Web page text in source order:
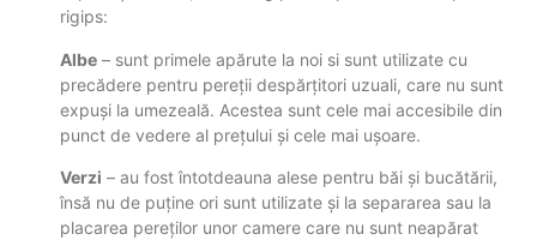
rigips:
Albe – sunt primele apărute la noi si sunt utilizate cu
precădere pentru pereții despărțitori uzuali, care nu sunt
expuși la umezeală. Acestea sunt cele mai accesibile din
punct de vedere al prețului și cele mai ușoare.
Verzi – au fost întotdeauna alese pentru băi și bucătării,
însă nu de puține ori sunt utilizate și la separarea sau la
placarea pereților unor camere care nu sunt neapărat